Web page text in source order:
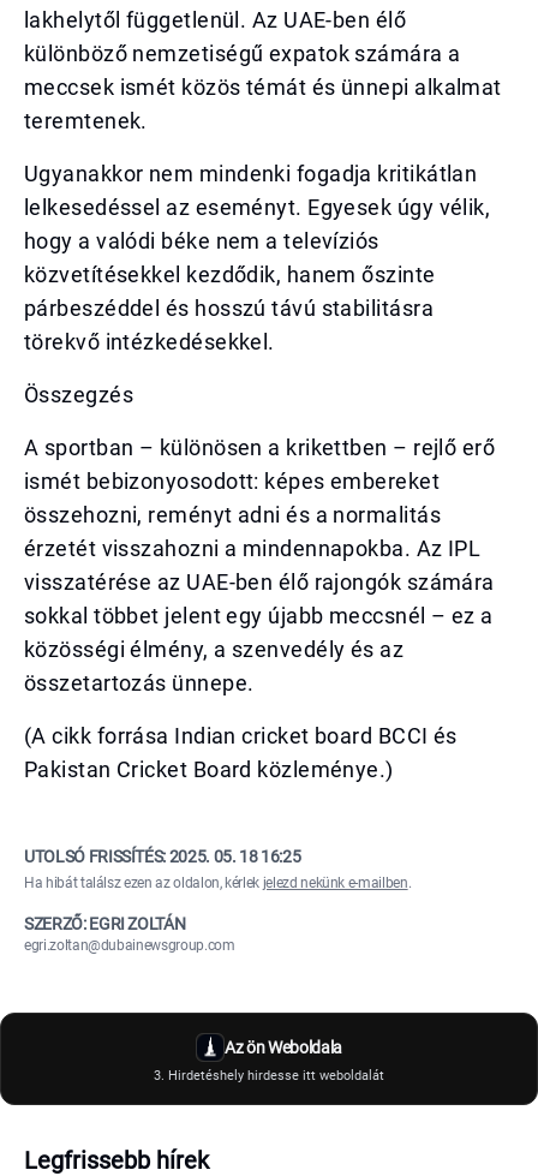
lakhelytől függetlenül. Az UAE-ben élő
különböző nemzetiségű expatok számára a
meccsek ismét közös témát és ünnepi alkalmat
teremtenek.
Ugyanakkor nem mindenki fogadja kritikátlan
lelkesedéssel az eseményt. Egyesek úgy vélik,
hogy a valódi béke nem a televíziós
közvetítésekkel kezdődik, hanem őszinte
párbeszéddel és hosszú távú stabilitásra
törekvő intézkedésekkel.
Összegzés
A sportban – különösen a krikettben – rejlő erő
ismét bebizonyosodott: képes embereket
összehozni, reményt adni és a normalitás
érzetét visszahozni a mindennapokba. Az IPL
visszatérése az UAE-ben élő rajongók számára
sokkal többet jelent egy újabb meccsnél – ez a
közösségi élmény, a szenvedély és az
összetartozás ünnepe.
(A cikk forrása Indian cricket board BCCI és
Pakistan Cricket Board közleménye.)
UTOLSÓ FRISSÍTÉS:2025. 05. 18 16:25
Ha hibát találsz ezen az oldalon, kérlek jelezd nekünk e-mailben.
SZERZŐ: EGRI ZOLTÁN
egri.zoltan@dubainewsgroup.com
Az ön Weboldala
3. Hirdetéshely hirdesse itt weboldalát
Legfrissebb hírek